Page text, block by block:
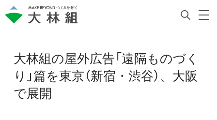
大林組の屋外広告「遠隔ものづく
り」篇を東京（新宿・渋谷）、大阪
で展開